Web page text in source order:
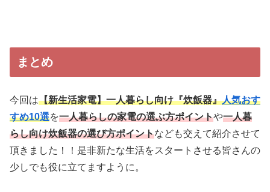
まとめ
今回は【新生活家電】一人暮らし向け『炊飯器』人気おす
すめ10選を一人暮らしの家電の選ぶ方ポイントや一人暮
らし向け炊飯器の選び方ポイントなども交えて紹介させて
頂きました！！是非新たな生活をスタートさせる皆さんの
少しでも役に立てますように。